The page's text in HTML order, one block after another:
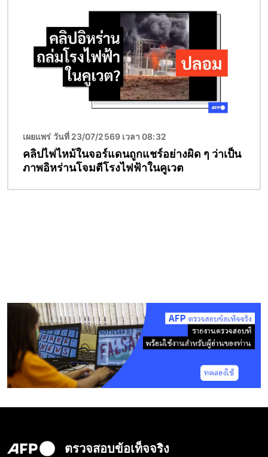
เผยแพร่ วันที่ 23/07/2569 เวลา 08:32
คลิปไฟไหม้ในจอร์แดนถูกแชร์อย่างผิด ๆ ว่าเป็น
ภาพอิหร่านโจมตีโรงไฟฟ้าในคูเวต
ตรวจสอบข้อเท็จจริง